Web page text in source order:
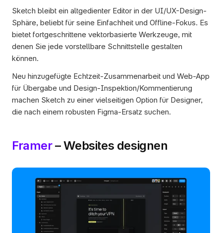
Sketch bleibt ein altgedienter Editor in der UI/UX-Design-
Sphäre, beliebt für seine Einfachheit und Offline-Fokus. Es
bietet fortgeschrittene vektorbasierte Werkzeuge, mit
denen Sie jede vorstellbare Schnittstelle gestalten
können.
Neu hinzugefügte Echtzeit-Zusammenarbeit und Web-App
für Übergabe und Design-Inspektion/Kommentierung
machen Sketch zu einer vielseitigen Option für Designer,
die nach einem robusten Figma-Ersatz suchen.
Framer – Websites designen